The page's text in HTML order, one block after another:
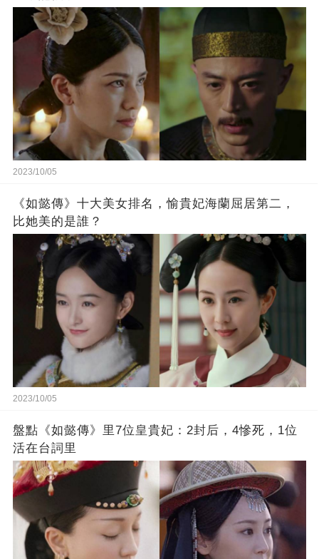
2023/10/05
《如懿傳》十大美女排名，愉貴妃海蘭屈居第二，
比她美的是誰？
2023/10/05
盤點《如懿傳》里7位皇貴妃：2封后，4慘死，1位
活在台詞里